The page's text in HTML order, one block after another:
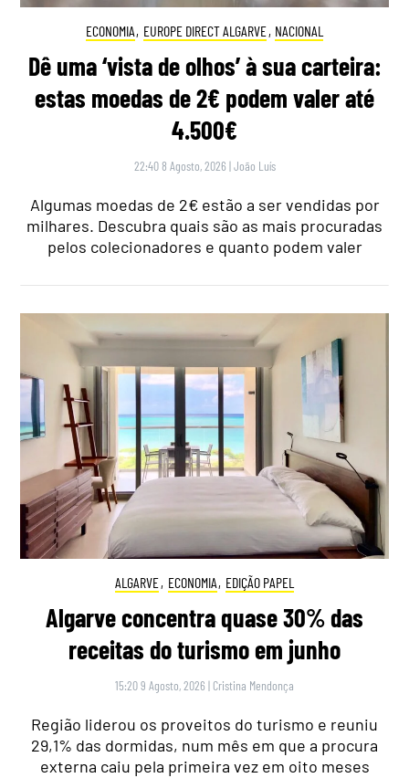
ECONOMIA, EUROPE DIRECT ALGARVE, NACIONAL
Dê uma ‘vista de olhos’ à sua carteira:
estas moedas de 2€ podem valer até
4.500€
22:40 8 Agosto, 2026 |João Luís
Algumas moedas de 2€ estão a ser vendidas por
milhares. Descubra quais são as mais procuradas
pelos colecionadores e quanto podem valer
ALGARVE, ECONOMIA, EDIÇÃO PAPEL
Algarve concentra quase 30% das
receitas do turismo em junho
15:20 9 Agosto, 2026 | Cristina Mendonça
Região liderou os proveitos do turismo e reuniu
29,1% das dormidas, num mês em que a procura
externa caiu pela primeira vez em oito meses